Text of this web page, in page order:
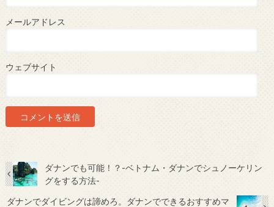
メールアドレス
ウェブサイト
ダナンでも可能！？-ベトナム・ダナンでシュノーケリン
グをする方法-
ダナンでダイビングは諦めろ。ダナンでできるおすすめマ